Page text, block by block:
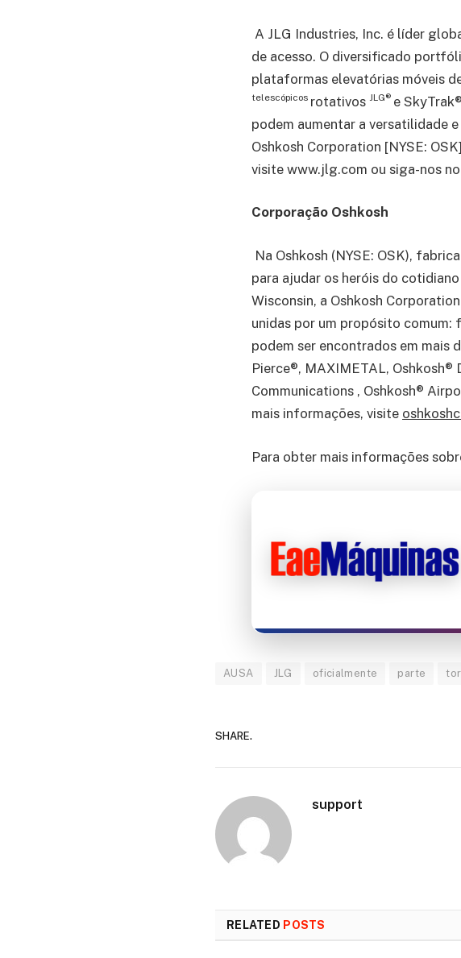
A JLG Industries, Inc. é líder
de acesso. O diversificado
plataformas elevatórias móveis
telescópicos rotativos JLG® e
podem aumentar a versatilidade
Oshkosh Corporation [NYSE:
visite www.jlg.com ou siga-nos no
Corporação Oshkosh
Na Oshkosh (NYSE: OSK),
para ajudar os heróis do
Wisconsin, a Oshkosh
unidas por um propósito comum:
podem ser encontrados em mais
Pierce®, MAXIMETAL,
Communications , Oshkosh®
mais informações, visite
Para obter mais informações
AUSA JLG oficialmente parte
SHARE.
support
RELATED POSTS